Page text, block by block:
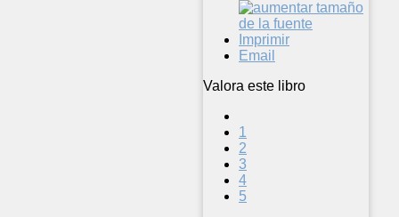
Imprimir
Email
Valora este libro
1
2
3
4
5